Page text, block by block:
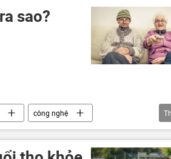
sao?
công nghệ